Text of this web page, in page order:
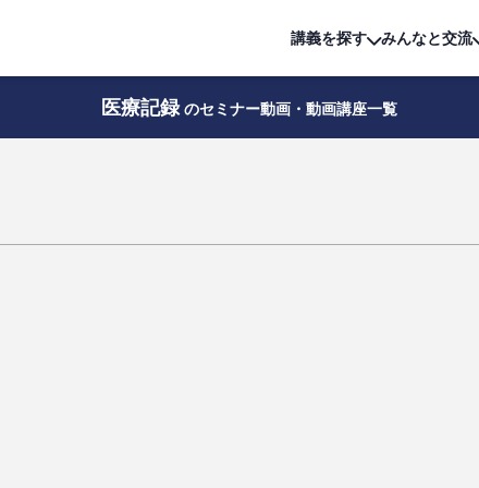
講義を探す みんなと交流
医療記録 のセミナー動画・動画講座一覧